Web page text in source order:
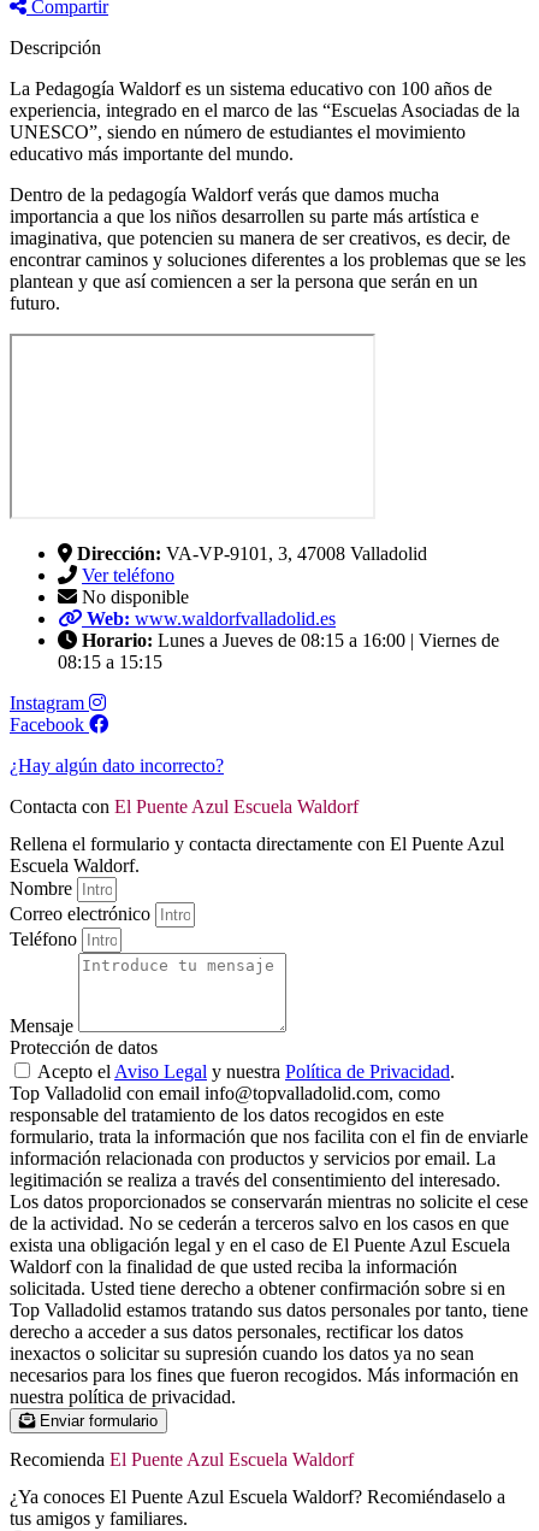
Compartir
Descripción
La Pedagogía Waldorf es un sistema educativo con 100 años de
experiencia, integrado en el marco de las “Escuelas Asociadas de la
UNESCO”, siendo en número de estudiantes el movimiento
educativo más importante del mundo.
Dentro de la pedagogía Waldorf verás que damos mucha
importancia a que los niños desarrollen su parte más artística e
imaginativa, que potencien su manera de ser creativos, es decir, de
encontrar caminos y soluciones diferentes a los problemas que se les
plantean y que así comiencen a ser la persona que serán en un
futuro.
Dirección: VA-VP-9101, 3, 47008 Valladolid
Ver teléfono
No disponible
Web: www.waldorfvalladolid.es
Horario: Lunes a Jueves de 08:15 a 16:00 | Viernes de
08:15 a 15:15
Instagram
Facebook
¿Hay algún dato incorrecto?
Contacta con El Puente Azul Escuela Waldorf
Rellena el formulario y contacta directamente con El Puente Azul
Escuela Waldorf.
Nombre
Correo electrónico
Teléfono
Mensaje
Protección de datos
Acepto el Aviso Legal y nuestra Política de Privacidad.
Top Valladolid con email info@topvalladolid.com, como
responsable del tratamiento de los datos recogidos en este
formulario, trata la información que nos facilita con el fin de enviarle
información relacionada con productos y servicios por email. La
legitimación se realiza a través del consentimiento del interesado.
Los datos proporcionados se conservarán mientras no solicite el cese
de la actividad. No se cederán a terceros salvo en los casos en que
exista una obligación legal y en el caso de El Puente Azul Escuela
Waldorf con la finalidad de que usted reciba la información
solicitada. Usted tiene derecho a obtener confirmación sobre si en
Top Valladolid estamos tratando sus datos personales por tanto, tiene
derecho a acceder a sus datos personales, rectificar los datos
inexactos o solicitar su supresión cuando los datos ya no sean
necesarios para los fines que fueron recogidos. Más información en
nuestra política de privacidad.
Enviar formulario
Recomienda El Puente Azul Escuela Waldorf
¿Ya conoces El Puente Azul Escuela Waldorf? Recomiéndaselo a
tus amigos y familiares.